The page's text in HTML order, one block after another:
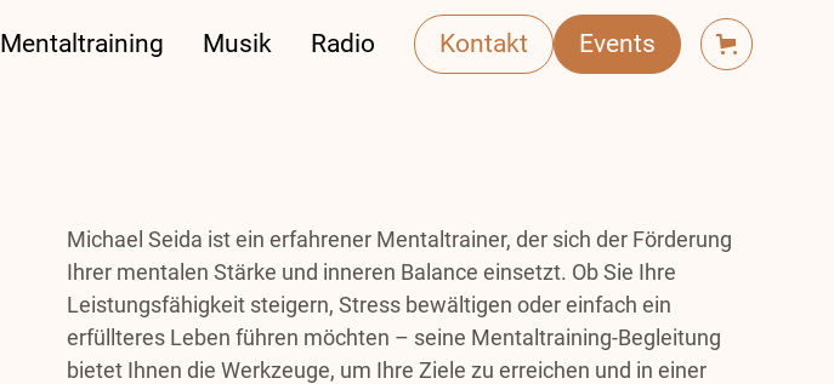
Mentaltraining Musik Radio Kontakt Events
Michael Seida ist ein erfahrener Mentaltrainer, der sich der Förderung
Ihrer mentalen Stärke und inneren Balance einsetzt. Ob Sie Ihre
Leistungsfähigkeit steigern, Stress bewältigen oder einfach ein
erfüllteres Leben führen möchten – seine Mentaltraining-Begleitung
bietet Ihnen die Werkzeuge, um Ihre Ziele zu erreichen und in einer